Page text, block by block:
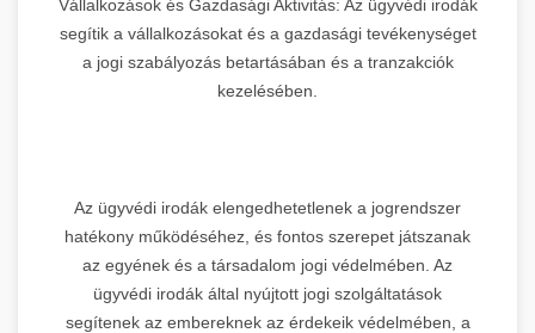
Vállalkozások és Gazdasági Aktivitás: Az ügyvédi irodák
segítik a vállalkozásokat és a gazdasági tevékenységet
a jogi szabályozás betartásában és a tranzakciók
kezelésében.
Az ügyvédi irodák elengedhetetlenek a jogrendszer
hatékony működéséhez, és fontos szerepet játszanak
az egyének és a társadalom jogi védelmében. Az
ügyvédi irodák által nyújtott jogi szolgáltatások
segítenek az embereknek az érdekeik védelmében, a